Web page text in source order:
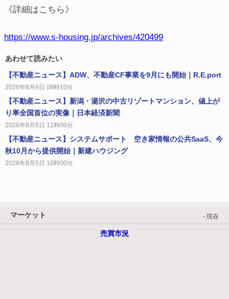
《詳細はこちら》
https://www.s-housing.jp/archives/420499
あわせて読みたい
【不動産ニュース】ADW、不動産CF事業を9月にも開始｜R.E.port
2026年8月6日 09時10分
【不動産ニュース】新潟・湯沢の中古リゾートマンション、値上が
り率全国首位の実像｜日本経済新聞
2026年8月5日 11時00分
【不動産ニュース】システムサポート 空き家情報の公共SaaS、今
秋10月から提供開始｜新建ハウジング
2026年8月5日 10時00分
マーケット - 現在
売買市況